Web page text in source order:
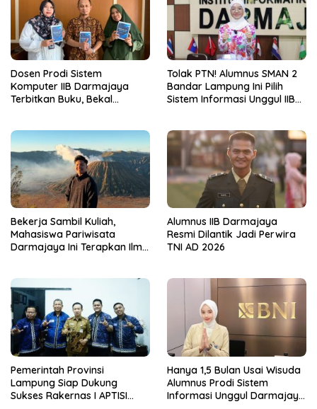
Dosen Prodi Sistem
Komputer IIB Darmajaya
Terbitkan Buku, Bekal
Tolak PTN! Alumnus SMAN 2
Bandar Lampung Ini Pilih
Sistem Informasi Unggul IIB
Bekerja Sambil Kuliah,
Mahasiswa Pariwisata
Darmajaya Ini Terapkan Ilmu
Alumnus IIB Darmajaya
Resmi Dilantik Jadi Perwira
TNI AD 2026
Pemerintah Provinsi
Lampung Siap Dukung
Sukses Rakernas I APTISI
Hanya 1,5 Bulan Usai Wisuda
Alumnus Prodi Sistem
Informasi Unggul Darmajaya